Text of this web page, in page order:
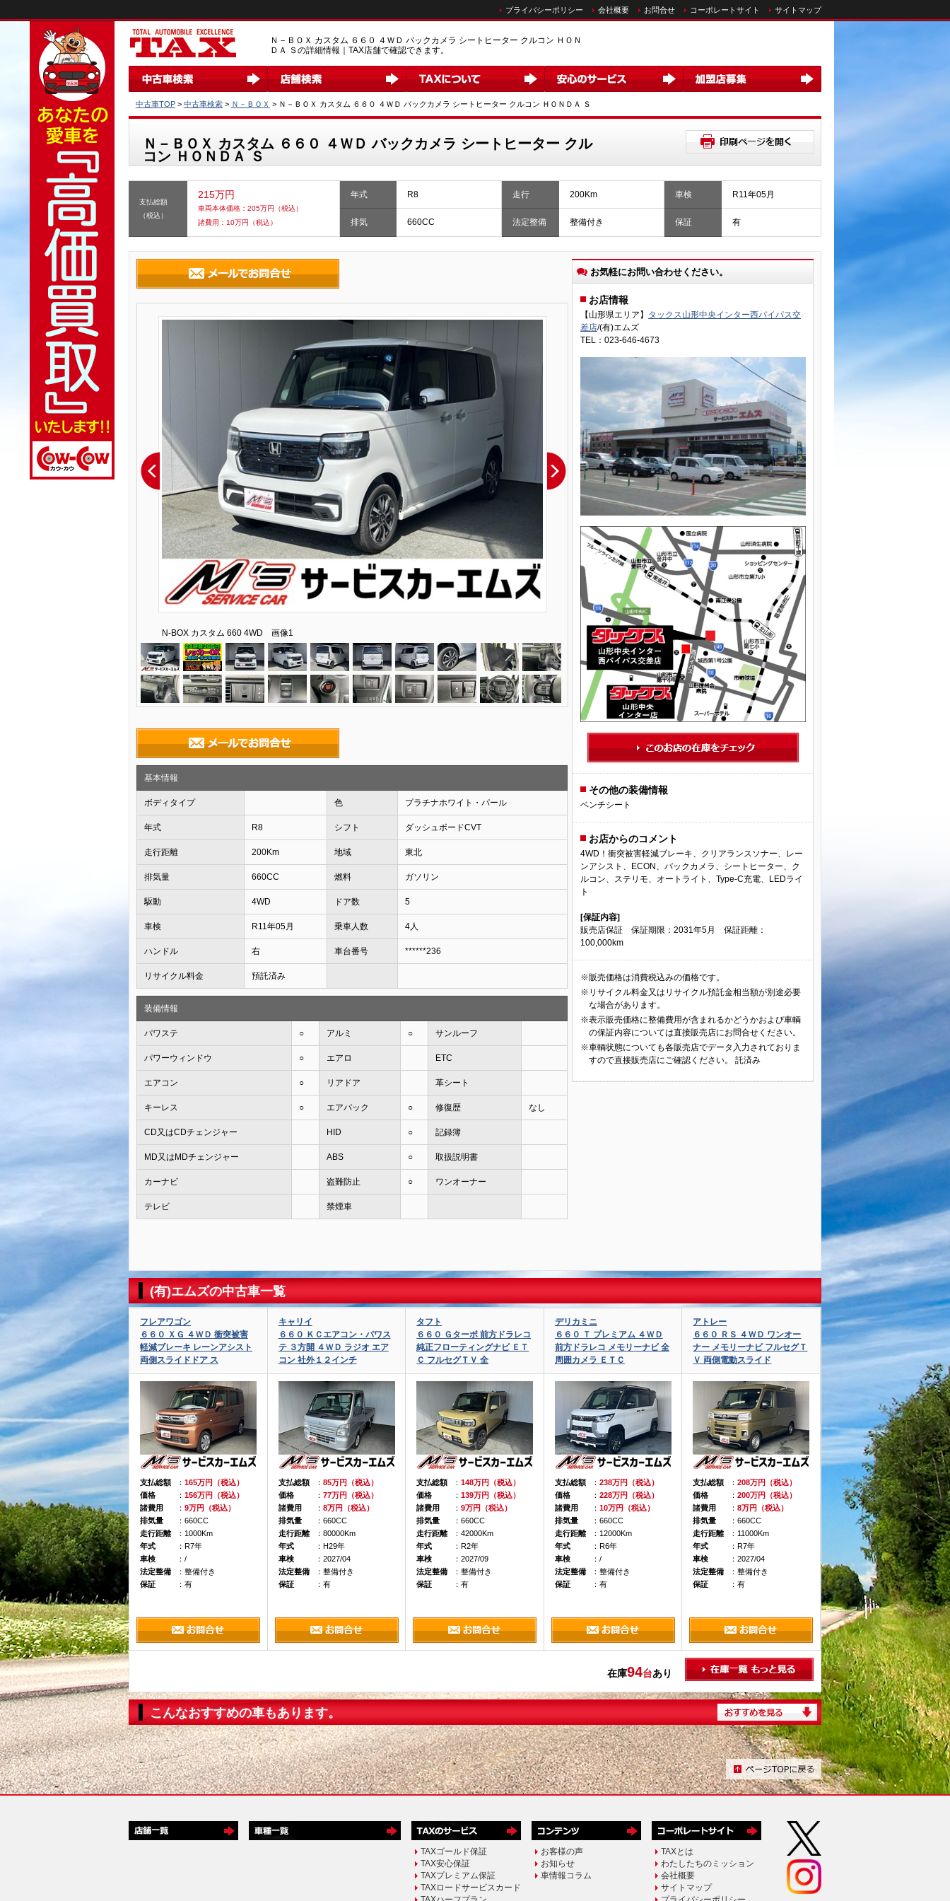
プライバシーポリシー 会社概要 お問合せ コーポレートサイト サイトマップ
Ｎ－ＢＯＸ カスタム ６６０ ４ＷＤ バックカメラ シートヒーター クルコン ＨＯＮ
ＤＡ Ｓの詳細情報｜TAX店舗で確認できます。
中古車TOP> 中古車検索> Ｎ－ＢＯＸ > Ｎ－ＢＯＸ カスタム ６６０ ４ＷＤ バックカメラ シートヒーター クルコン ＨＯＮＤＡ Ｓ
Ｎ－ＢＯＸ カスタム ６６０ ４ＷＤ バックカメラ シートヒーター クル
コン ＨＯＮＤＡ Ｓ
支払総額
（税込）
215万円
車両本体価格： 205万円（税込）
諸費用： 10万円（税込）
年式 R8 走行 200Km 車検 R11年05月
排気 660CC 法定整備 整備付き 保証 有
お気軽にお問い合わせください。
お店情報
【山形県エリア】 タックス山形中央インター西バイパス交
差店/(有)エムズ
TEL：023-646-4673
その他の装備情報
ベンチシート
お店からのコメント
4WD！衝突被害軽減ブレーキ、クリアランスソナー、レー
ンアシスト、ECON、バックカメラ、シートヒーター、ク
ルコン、ステリモ、オートライト、Type-C充電、LEDライ
ト
[保証内容]
販売店保証 保証期限：2031年5月 保証距離：
100,000km
※販売価格は消費税込みの価格です。
※リサイクル料金又はリサイクル預託金相当額が別途必要
な場合があります。
※表示販売価格に整備費用が含まれるかどうかおよび車輌
の保証内容については直接販売店にお問合せください。
※車輌状態についても各販売店でデータ入力されておりま
すので直接販売店にご確認ください。 託済み
N-BOX カスタム 660 4WD 画像1 ２４時間３６５日いつでもＯＫ！自動車のレッカー移動、転落車引き上げ等も対応可能！
基本情報
ボディタイプ 色 プラチナホワイト・パール
年式 R8 シフト ダッシュボードCVT
走行距離 200Km 地域 東北
排気量 660CC 燃料 ガソリン
駆動 4WD ドア数 5
車検 R11年05月 乗車人数 4人
ハンドル 右 車台番号 ******236
リサイクル料金 預託済み
装備情報
パワステ ○ アルミ ○ サンルーフ
パワーウィンドウ ○ エアロ ETC
エアコン ○ リアドア 革シート
キーレス ○ エアバック ○ 修復歴 なし
CD又はCDチェンジャー HID ○ 記録簿
MD又はMDチェンジャー ABS ○ 取扱説明書
カーナビ 盗難防止 ○ ワンオーナー
テレビ 禁煙車
(有)エムズの中古車一覧
フレアワゴン
６６０ ＸＧ ４ＷＤ 衝突被害
軽減ブレーキ レーンアシスト
両側スライドドア ス
支払総額 ： 165万円（税込）
価格
： 156万円（税込）
諸費用
： 9万円（税込）
排気量
：660CC
走行距離
：1000Km
年式
：R7年
車検
：/
法定整備
：整備付き
保証
：有
キャリイ
６６０ ＫＣエアコン・パワス
テ ３方開 ４ＷＤ ラジオ エア
コン 社外１２インチ
支払総額 ： 85万円（税込）
価格
： 77万円（税込）
諸費用
： 8万円（税込）
排気量
：660CC
走行距離
：80000Km
年式
：H29年
車検
：2027/04
法定整備
：整備付き
保証
：有
タフト
６６０ Ｇターボ 前方ドラレコ
純正フローティングナビ ＥＴ
Ｃ フルセグＴＶ 全
支払総額 ：148万円（税込）
価格
：139万円（税込）
諸費用
：9万円（税込）
排気量
：660CC
走行距離
：42000Km
年式
：R2年
車検
：2027/09
法定整備
：整備付き
保証
：有
デリカミニ
６６０ Ｔ プレミアム ４ＷＤ
前方ドラレコ メモリーナビ 全
周囲カメラ ＥＴＣ
支払総額 ： 238万円（税込）
価格
： 228万円（税込）
諸費用
： 10万円（税込）
排気量
：660CC
走行距離
：12000Km
年式
：R6年
車検
：/
法定整備
：整備付き
保証
：有
アトレー
６６０ ＲＳ ４ＷＤ ワンオー
ナー メモリーナビ フルセグＴ
Ｖ 両側電動スライド
支払総額 ：208万円（税込）
価格
：200万円（税込）
諸費用
：8万円（税込）
排気量
：660CC
走行距離
：11000Km
年式
：R7年
車検
：2027/04
法定整備
：整備付き
保証
：有
在庫94台あり
こんなおすすめの車もあります。
TAXゴールド保証
TAX安心保証
TAXプレミアム保証
TAXロードサービスカード
お客様の声
お知らせ
車情報コラム
TAXとは
わたしたちのミッション
会社概要
サイトマップ